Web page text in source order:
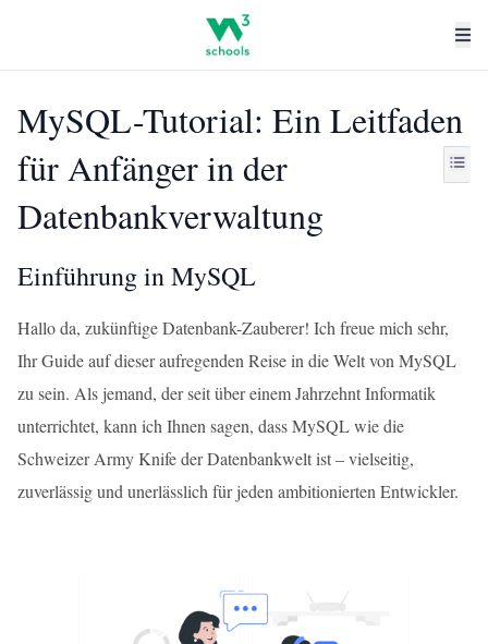
MySQL-Tutorial: Ein Leitfaden
für Anfänger in der
Datenbankverwaltung
Einführung in MySQL
Hallo da, zukünftige Datenbank-Zauberer! Ich freue mich sehr,
Ihr Guide auf dieser aufregenden Reise in die Welt von MySQL
zu sein. Als jemand, der seit über einem Jahrzehnt Informatik
unterrichtet, kann ich Ihnen sagen, dass MySQL wie die
Schweizer Army Knife der Datenbankwelt ist – vielseitig,
zuverlässig und unerlässlich für jeden ambitionierten Entwickler.